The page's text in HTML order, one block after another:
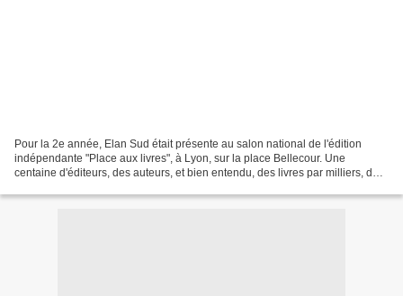
Pour la 2e année, Elan Sud était présente au salon national de l'édition
indépendante "Place aux livres", à Lyon, sur la place Bellecour. Une
centaine d'éditeurs, des auteurs, et bien entendu, des livres par milliers, de